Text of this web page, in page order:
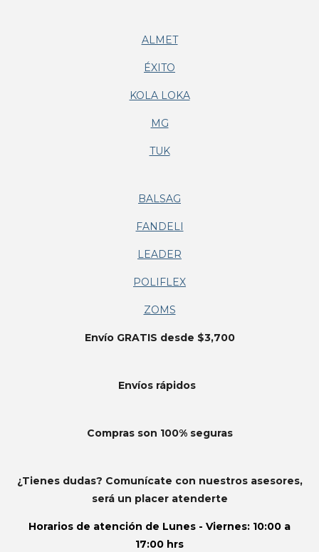
ALMET
ÉXITO
KOLA LOKA
MG
TUK
BALSAG
FANDELI
LEADER
POLIFLEX
ZOMS
Envío GRATIS desde $3,700
Envíos rápidos
Compras son 100% seguras
¿Tienes dudas? Comunícate con nuestros asesores,
será un placer atenderte
Horarios de atención de Lunes - Viernes: 10:00 a
17:00 hrs